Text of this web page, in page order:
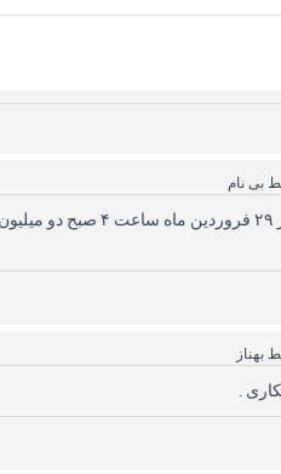
بی نام
سلام منم شهریار هستم امروز
بهناز
.